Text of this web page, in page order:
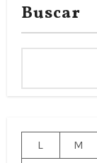
Buscar
L M